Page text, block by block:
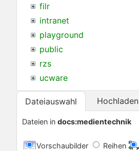
filr
intranet
playground
public
rzs
ucware
Dateiauswahl Hochladen
Dateien in docs:medientechnik
Vorschaubilder Reihen